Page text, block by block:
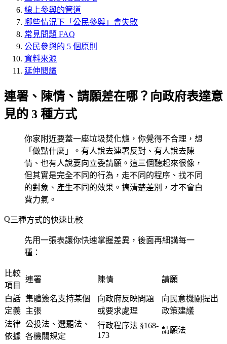
線上參與的管道
哪些情況下「公民參與」會失敗
常見問題 FAQ
公民參與的 5 個原則
資料來源
延伸閱讀
連署、陳情、請願差在哪？向政府表達意
見的 3 種方式
你家附近要蓋一座垃圾焚化爐，你覺得不合理，想
「做點什麼」。有人說去連署反對、有人說去陳
情、也有人說要向立委請願。這三個聽起來很像，
但其實是完全不同的行為，走不同的程序、找不同
的對象、產生不同的效果。搞清楚差別，才不會白
費力氣。
三種方式的快速比較
先用一張表讓你快速掌握差異，後面再細講每一
種：
比較
項目
連署 陳情 請願
白話
定義
集體簽名支持某個
主張
向政府反映問題
或要求處理
向民意機關提出
政策建議
法律
依據
公投法、選罷法、
各機關規定
行政程序法 §168-
173
請願法